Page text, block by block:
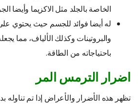
الخاصة بالجلد مثل الاكزيما وأيضا
له أيضا فوائد للجسم حيث يحتوي على
والبروتينات وكذلك الألياف، مما
باحتياجاته من الطاقة.
اضرار الترمس المر
تظهر هذه الأضرار والأعراض إذا تم تناوله